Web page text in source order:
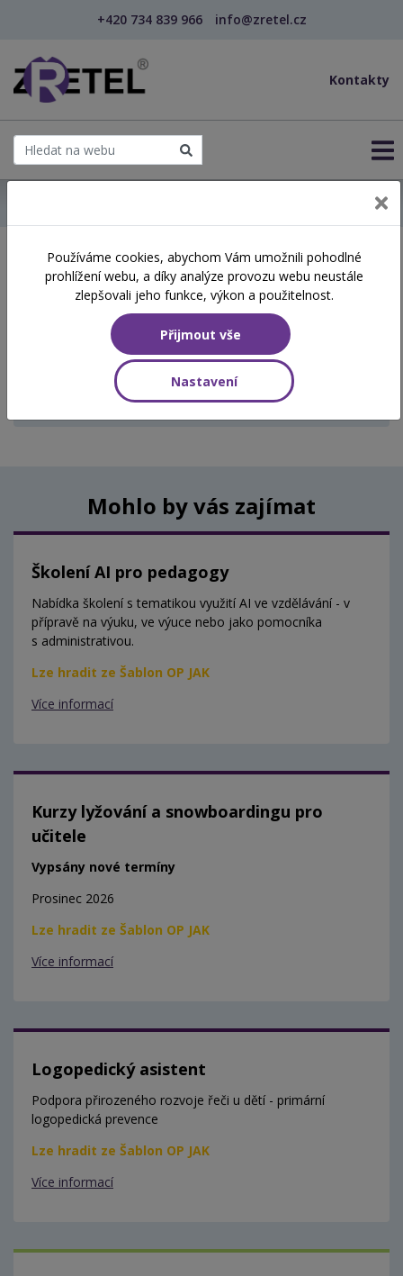
+420 734 839 966 info@zretel.cz
Kontakty
Školení začínající 06. 06.
2026
Aktuálně vypsané termíny
Aktuálně nejsou vypsány žádné termíny.
Mohlo by vás zajímat
Školení AI pro pedagogy
Nabídka školení s tematikou využití AI ve vzdělávání - v
přípravě na výuku, ve výuce nebo jako pomocníka
s administrativou.
Lze hradit ze Šablon OP JAK
Více informací
Kurzy lyžování a snowboardingu pro
učitele
Vypsány nové termíny
Prosinec 2026
Lze hradit ze Šablon OP JAK
Více informací
Logopedický asistent
Podpora přirozeného rozvoje řeči u dětí - primární
logopedická prevence
Lze hradit ze Šablon OP JAK
Více informací
Používáme cookies, abychom Vám umožnili pohodlné
prohlížení webu, a díky analýze provozu webu neustále
zlepšovali jeho funkce, výkon a použitelnost.
Přijmout vše
Nastavení